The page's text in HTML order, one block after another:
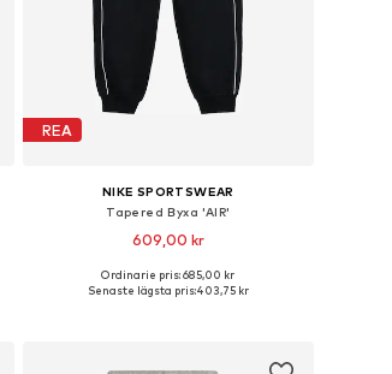
REA
NIKE SPORTSWEAR
Tapered Byxa 'AIR'
609,00 kr
Ordinarie pris: 685,00 kr
Senaste lägsta pris:403,75 kr